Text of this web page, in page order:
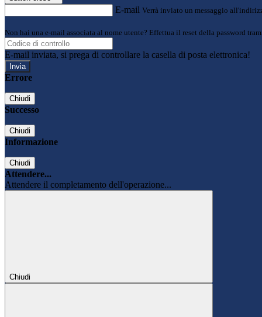
E-mail Verrà inviato un messaggio
Non hai una e-mail associata al nome utente? Effettua il reset della password
E-mail inviata, si prega di controllare la casella di posta elettronica!
Errore
Chiudi
Successo
Chiudi
Informazione
Chiudi
Attendere...
Attendere il completamento dell'operazione...
Chiudi